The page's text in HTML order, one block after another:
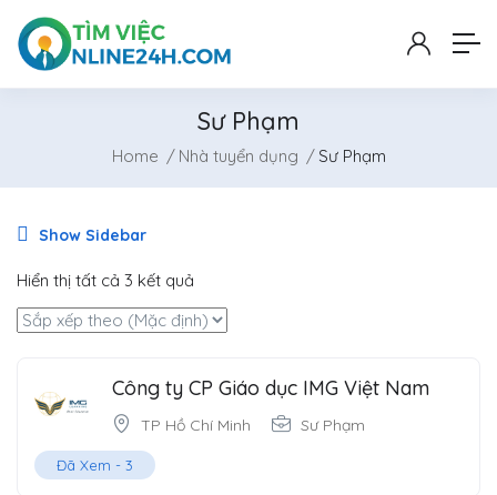
Sư Phạm
Home Nhà tuyển dụng Sư Phạm
Show Sidebar
Hiển thị tất cả 3 kết quả
Công ty CP Giáo dục IMG Việt Nam
TP Hồ Chí Minh Sư Phạm
Đã Xem - 3